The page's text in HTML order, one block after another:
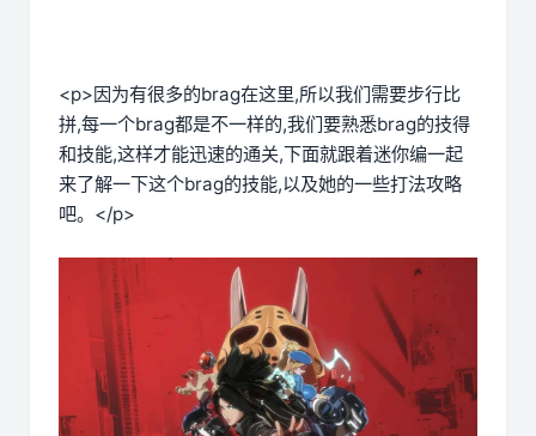
<p>因为有很多的brag在这里,所以我们需要步行比
拼,每一个brag都是不一样的,我们要熟悉brag的技得
和技能,这样才能迅速的通关,下面就跟着迷你编一起
来了解一下这个brag的技能,以及她的一些打法攻略
吧。</p>